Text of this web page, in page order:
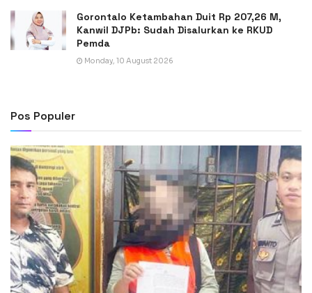
Gorontalo Ketambahan Duit Rp 207,26 M,
Kanwil DJPb: Sudah Disalurkan ke RKUD
Pemda
Monday, 10 August 2026
Pos Populer